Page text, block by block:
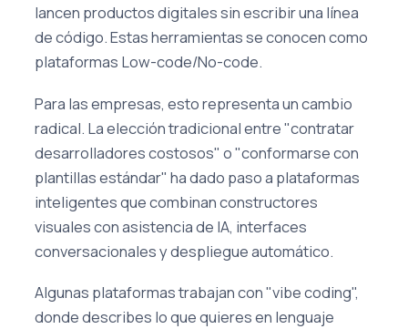
lancen productos digitales sin escribir una línea
de código. Estas herramientas se conocen como
plataformas Low-code/No-code.
Para las empresas, esto representa un cambio
radical. La elección tradicional entre "contratar
desarrolladores costosos" o "conformarse con
plantillas estándar" ha dado paso a plataformas
inteligentes que combinan constructores
visuales con asistencia de IA, interfaces
conversacionales y despliegue automático.
Algunas plataformas trabajan con "vibe coding",
donde describes lo que quieres en lenguaje